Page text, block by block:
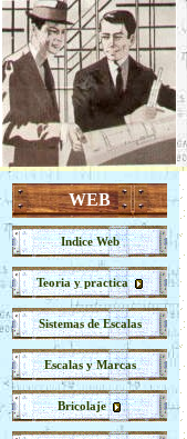
WEB
Indice Web
Teoria y practica
Sistemas de Escalas
Escalas y Marcas
Bricolaje